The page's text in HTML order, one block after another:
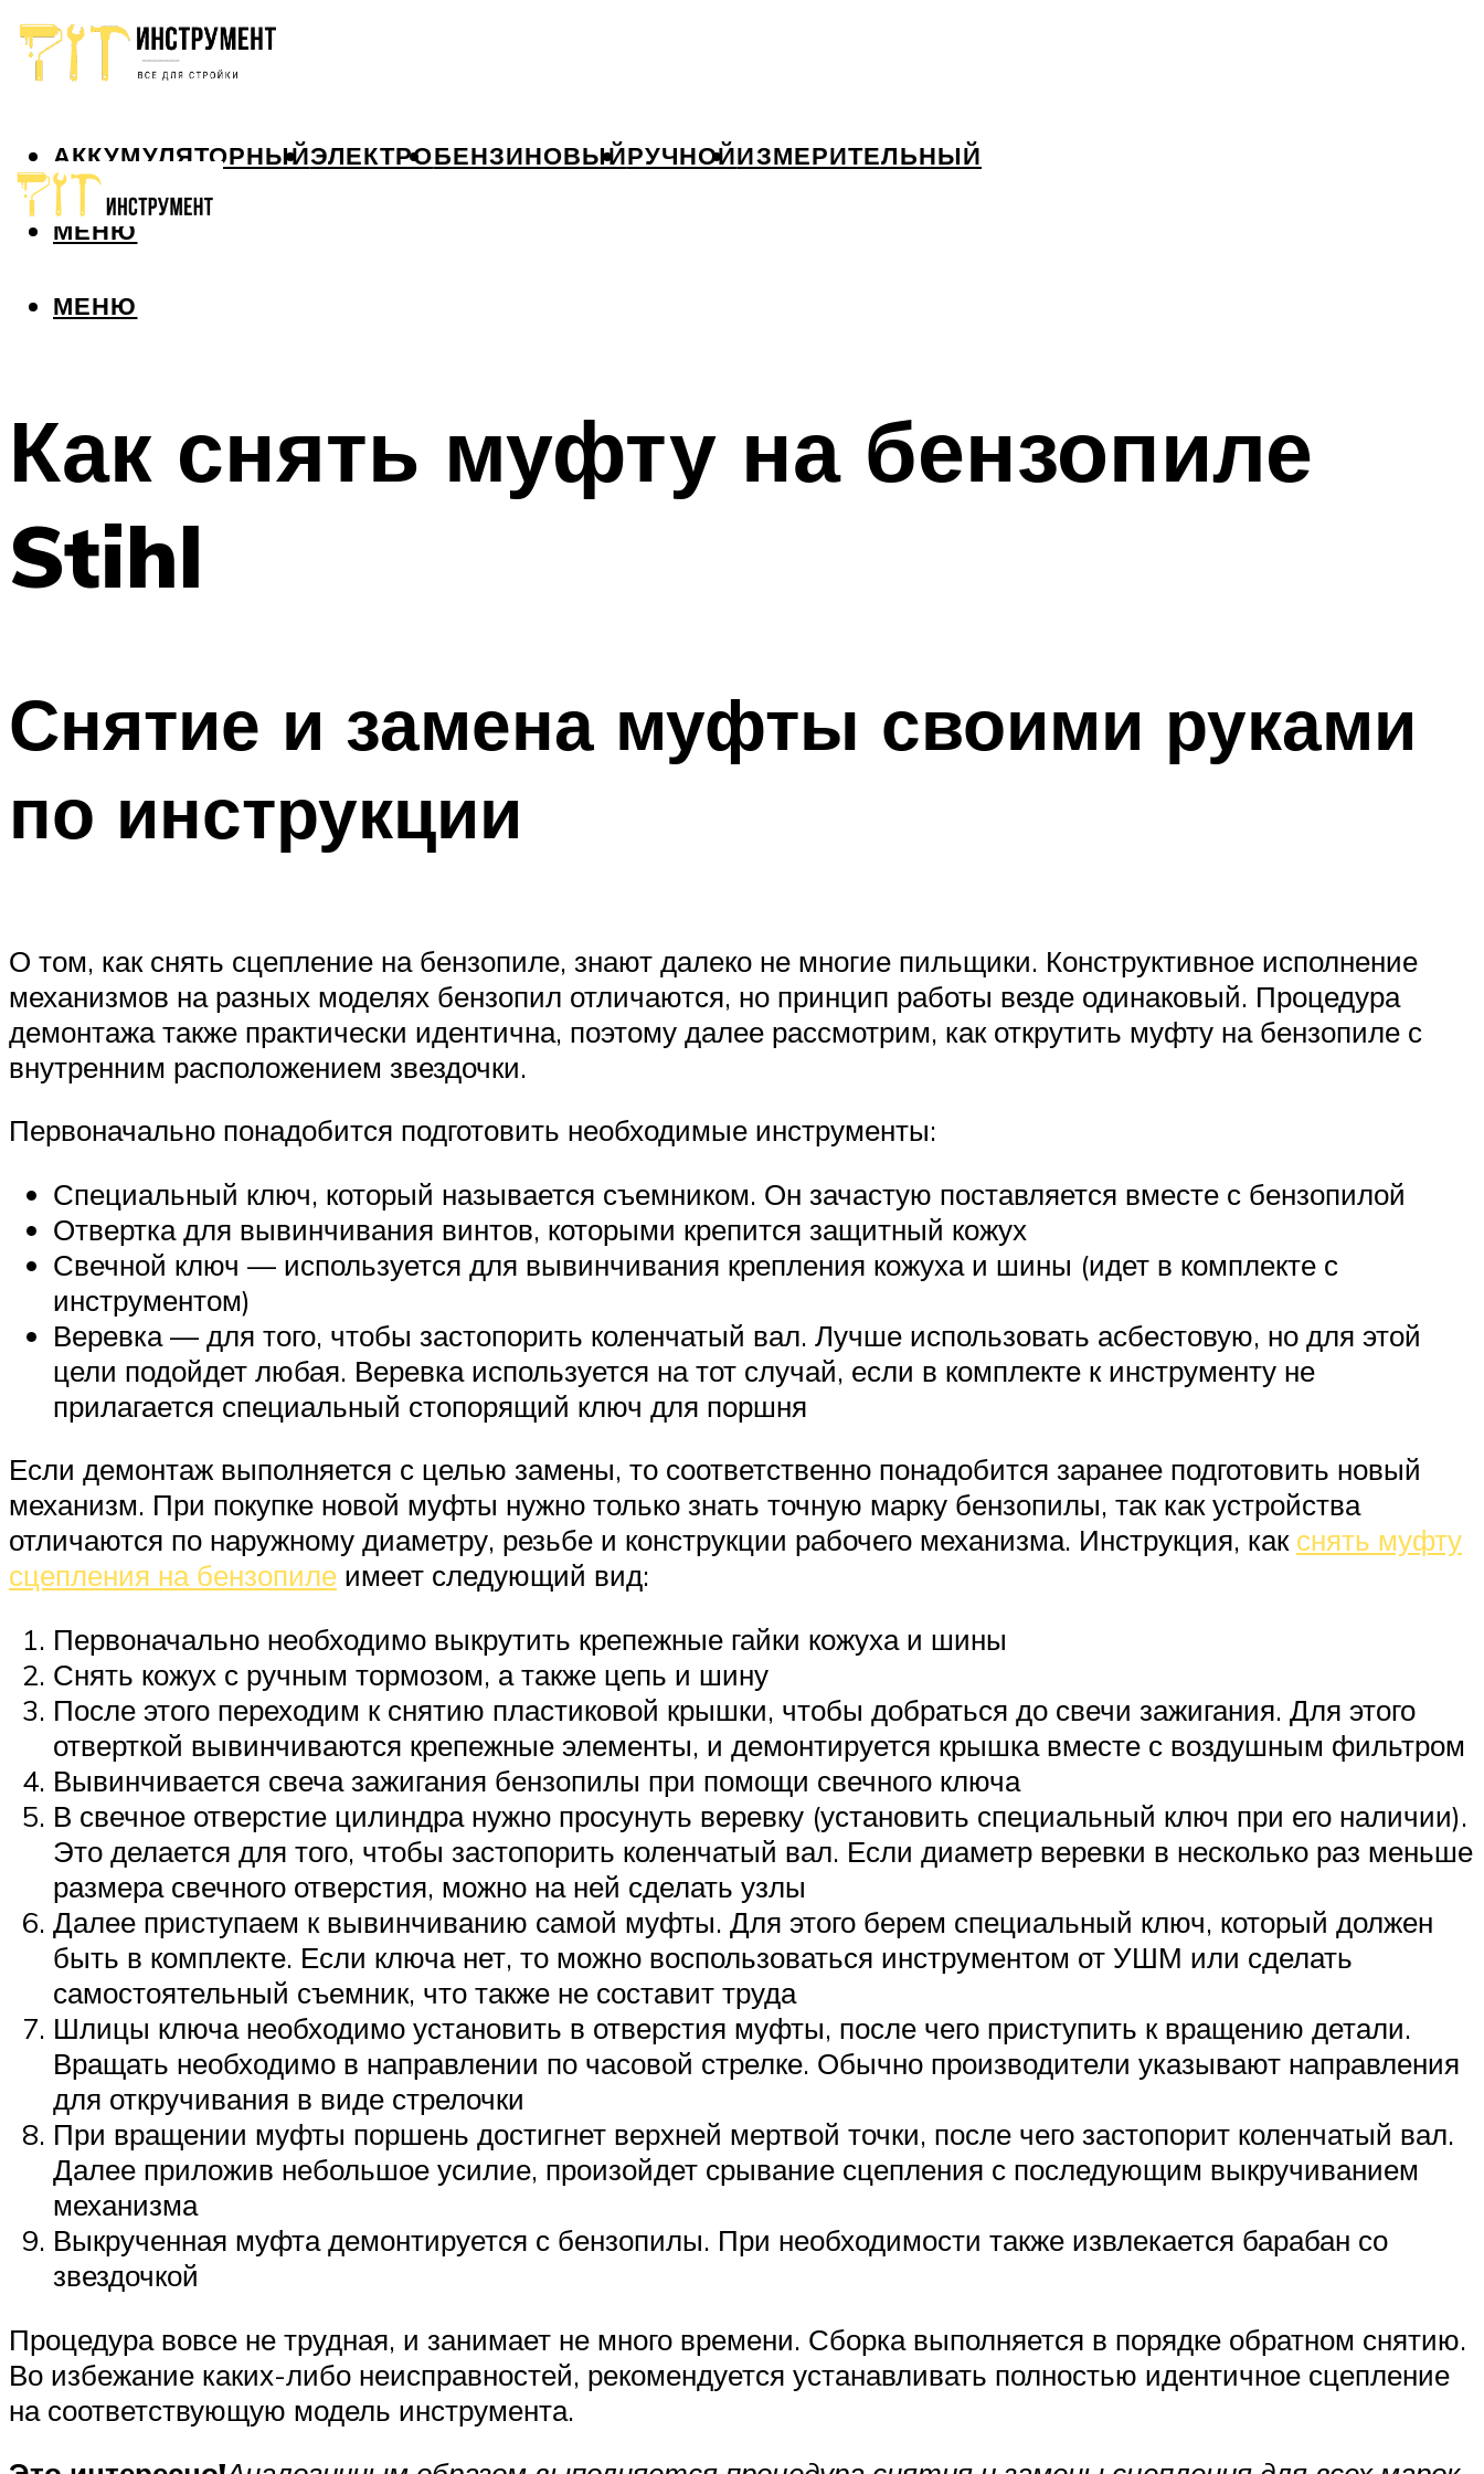
АККУМУЛЯТОРНЫЙЭЛЕКТРОБЕНЗИНОВЫЙРУЧНОЙИЗМЕРИТЕЛЬНЫЙ
МЕНЮ
МЕНЮ
Как снять муфту на бензопиле
Stihl
Снятие и замена муфты своими руками
по инструкции
О том, как снять сцепление на бензопиле, знают далеко не многие пильщики. Конструктивное исполнение
механизмов на разных моделях бензопил отличаются, но принцип работы везде одинаковый. Процедура
демонтажа также практически идентична, поэтому далее рассмотрим, как открутить муфту на бензопиле с
внутренним расположением звездочки.
Первоначально понадобится подготовить необходимые инструменты:
Специальный ключ, который называется съемником. Он зачастую поставляется вместе с бензопилой
Отвертка для вывинчивания винтов, которыми крепится защитный кожух
Свечной ключ — используется для вывинчивания крепления кожуха и шины (идет в комплекте с
инструментом)
Веревка — для того, чтобы застопорить коленчатый вал. Лучше использовать асбестовую, но для этой
цели подойдет любая. Веревка используется на тот случай, если в комплекте к инструменту не
прилагается специальный стопорящий ключ для поршня
Если демонтаж выполняется с целью замены, то соответственно понадобится заранее подготовить новый
механизм. При покупке новой муфты нужно только знать точную марку бензопилы, так как устройства
отличаются по наружному диаметру, резьбе и конструкции рабочего механизма. Инструкция, как снять муфту
сцепления на бензопиле имеет следующий вид:
Первоначально необходимо выкрутить крепежные гайки кожуха и шины
Снять кожух с ручным тормозом, а также цепь и шину
После этого переходим к снятию пластиковой крышки, чтобы добраться до свечи зажигания. Для этого
отверткой вывинчиваются крепежные элементы, и демонтируется крышка вместе с воздушным фильтром
Вывинчивается свеча зажигания бензопилы при помощи свечного ключа
В свечное отверстие цилиндра нужно просунуть веревку (установить специальный ключ при его наличии).
Это делается для того, чтобы застопорить коленчатый вал. Если диаметр веревки в несколько раз меньше
размера свечного отверстия, можно на ней сделать узлы
Далее приступаем к вывинчиванию самой муфты. Для этого берем специальный ключ, который должен
быть в комплекте. Если ключа нет, то можно воспользоваться инструментом от УШМ или сделать
самостоятельный съемник, что также не составит труда
Шлицы ключа необходимо установить в отверстия муфты, после чего приступить к вращению детали.
Вращать необходимо в направлении по часовой стрелке. Обычно производители указывают направления
для откручивания в виде стрелочки
При вращении муфты поршень достигнет верхней мертвой точки, после чего застопорит коленчатый вал.
Далее приложив небольшое усилие, произойдет срывание сцепления с последующим выкручиванием
механизма
Выкрученная муфта демонтируется с бензопилы. При необходимости также извлекается барабан со
звездочкой
Процедура вовсе не трудная, и занимает не много времени. Сборка выполняется в порядке обратном снятию.
Во избежание каких-либо неисправностей, рекомендуется устанавливать полностью идентичное сцепление
на соответствующую модель инструмента.